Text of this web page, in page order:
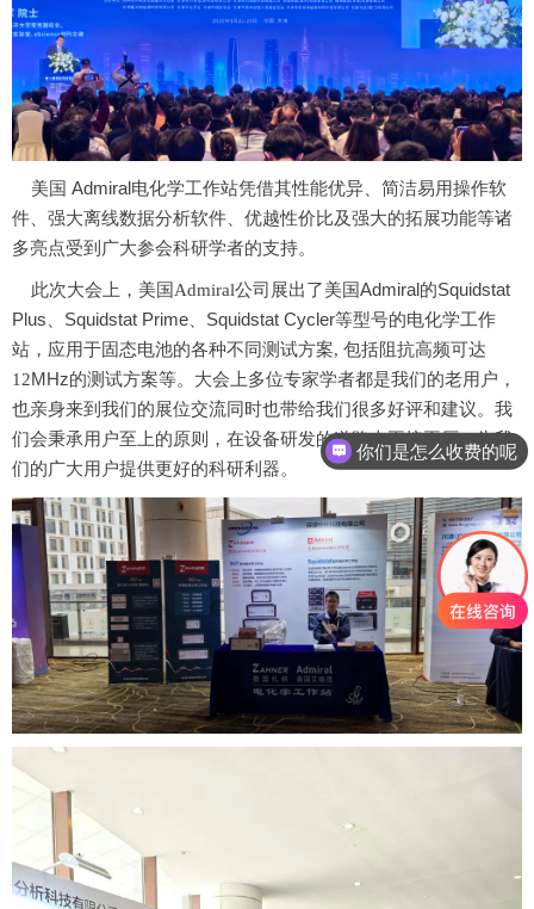
美国 Admiral电化学工作站凭借其性能优异、简洁易用操作软
件、强大离线数据分析软件、优越性价比及强大的拓展功能等诸
多亮点受到广大参会科研学者的支持。
此次大会上，美国Admiral公司展出了美国Admiral的Squidstat
Plus、Squidstat Prime、Squidstat Cycler等型号的电化学工作
站，应用于固态电池的各种不同测试方案, 包括阻抗高频可达
12MHz的测试方案等。大会上多位专家学者都是我们的老用户，
也亲身来到我们的展位交流同时也带给我们很多好评和建议。我
们会秉承用户至上的原则，在设备研发的道路上再接再厉，为我
们的广大用户提供更好的科研利器。
你们是怎么收费的呢